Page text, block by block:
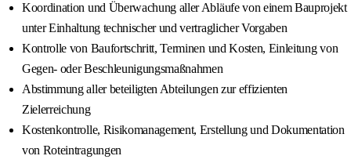
Koordination und Überwachung aller Abläufe von einem Bauprojekt
unter Einhaltung technischer und vertraglicher Vorgaben
Kontrolle von Baufortschritt, Terminen und Kosten, Einleitung von
Gegen- oder Beschleunigungsmaßnahmen
Abstimmung aller beteiligten Abteilungen zur effizienten
Zielerreichung
Kostenkontrolle, Risikomanagement, Erstellung und Dokumentation
von Roteintragungen